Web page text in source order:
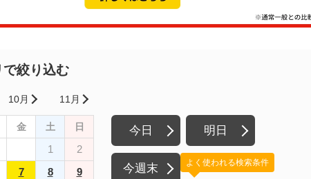
絞り込む
10月 11月
金 土 日
1
2
7 8
9
今日 明日
今週末 よく使われる検索条件